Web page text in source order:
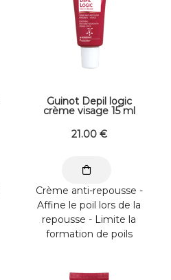
Guinot Depil logic
crème visage 15 ml
21.00 €
Crème anti-repousse -
Affine le poil lors de la
repousse - Limite la
formation de poils